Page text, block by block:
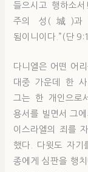
들으시고 행하소
주의 성(城)과
됨이니이다.”(단
다니엘은 어떤 어
대중 가운데 한
그는 한 개인으로
용서를 빌면서 그
이스라엘의 죄를
했다. 다윗도 자기
종에게 심판을 행